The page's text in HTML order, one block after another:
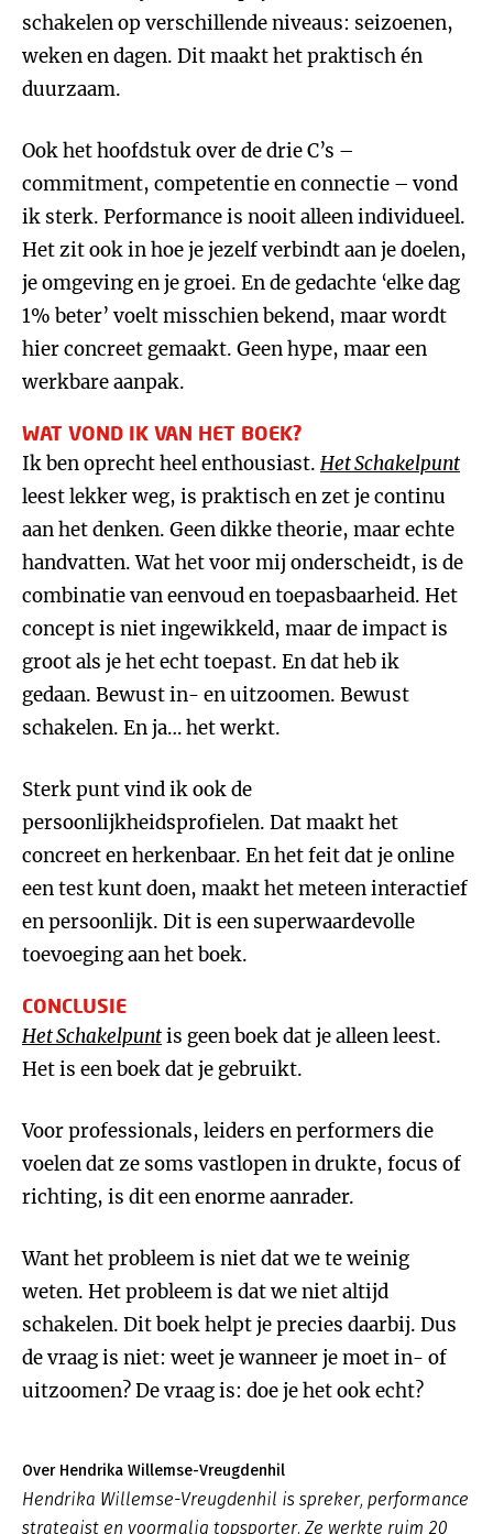
schakelen op verschillende niveaus: seizoenen,
weken en dagen. Dit maakt het praktisch én
duurzaam.
Ook het hoofdstuk over de drie C’s –
commitment, competentie en connectie – vond
ik sterk. Performance is nooit alleen individueel.
Het zit ook in hoe je jezelf verbindt aan je doelen,
je omgeving en je groei. En de gedachte ‘elke dag
1% beter’ voelt misschien bekend, maar wordt
hier concreet gemaakt. Geen hype, maar een
werkbare aanpak.
WAT VOND IK VAN HET BOEK?
Ik ben oprecht heel enthousiast. Het Schakelpunt
leest lekker weg, is praktisch en zet je continu
aan het denken. Geen dikke theorie, maar echte
handvatten. Wat het voor mij onderscheidt, is de
combinatie van eenvoud en toepasbaarheid. Het
concept is niet ingewikkeld, maar de impact is
groot als je het echt toepast. En dat heb ik
gedaan. Bewust in- en uitzoomen. Bewust
schakelen. En ja… het werkt.
Sterk punt vind ik ook de
persoonlijkheidsprofielen. Dat maakt het
concreet en herkenbaar. En het feit dat je online
een test kunt doen, maakt het meteen interactief
en persoonlijk. Dit is een superwaardevolle
toevoeging aan het boek.
CONCLUSIE
Het Schakelpuntis geen boek dat je alleen leest.
Het is een boek dat je gebruikt.
Voor professionals, leiders en performers die
voelen dat ze soms vastlopen in drukte, focus of
richting, is dit een enorme aanrader.
Want het probleem is niet dat we te weinig
weten. Het probleem is dat we niet altijd
schakelen. Dit boek helpt je precies daarbij. Dus
de vraag is niet: weet je wanneer je moet in- of
uitzoomen? De vraag is: doe je het ook echt?
Over Hendrika Willemse-Vreugdenhil
Hendrika Willemse-Vreugdenhil is spreker, performance
strategist en voormalig topsporter. Ze werkte ruim 20